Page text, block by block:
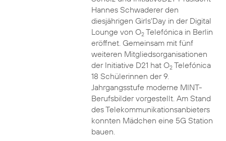
Hannes Schwaderer den
diesjährigen Girls‘Day in der Digital
Lounge von O2Telefónica in Berlin
eröffnet. Gemeinsam mit fünf
weiteren Mitgliedsorganisationen
der Initiative D21 hat O2Telefónica
18 Schülerinnen der 9.
Jahrgangsstufe moderne MINT-
Berufsbilder vorgestellt. Am Stand
des Telekommunikationsanbieters
konnten Mädchen eine 5G Station
bauen.